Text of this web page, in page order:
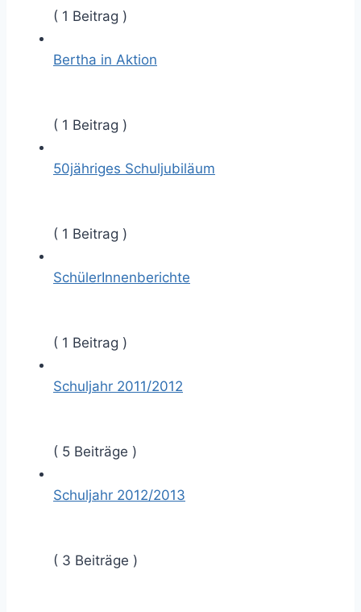
( 1 Beitrag )
Bertha in Aktion
( 1 Beitrag )
50jähriges Schuljubiläum
( 1 Beitrag )
SchülerInnenberichte
( 1 Beitrag )
Schuljahr 2011/2012
( 5 Beiträge )
Schuljahr 2012/2013
( 3 Beiträge )